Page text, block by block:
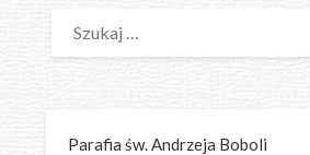
Parafia św. Andrzeja Boboli